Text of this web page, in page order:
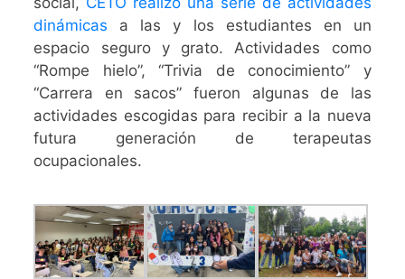
dinámicas a las y los estudiantes en un
espacio seguro y grato. Actividades como
“Rompe hielo”, “Trivia de conocimiento” y
“Carrera en sacos” fueron algunas de las
actividades escogidas para recibir a la nueva
futura generación de terapeutas
ocupacionales.